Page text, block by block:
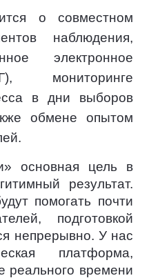
о совместном
наблюдения,
электронное
мониторинге
в дни выборов
обмене опытом
основная цель в
результат.
помогать почти
подготовкой
непрерывно. У нас
платформа,
реального времени